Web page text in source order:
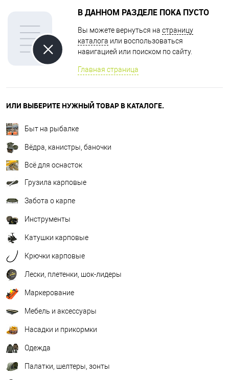
В ДАННОМ РАЗДЕЛЕ ПОКА ПУСТО
Вы можете вернуться на страницу
каталога или воспользоваться
навигацией или поиском по сайту.
Главная страница
ИЛИ ВЫБЕРИТЕ НУЖНЫЙ ТОВАР В КАТАЛОГЕ.
Быт на рыбалке
Вёдра, канистры, баночки
Всё для оснасток
Грузила карповые
Забота о карпе
Инструменты
Катушки карповые
Крючки карповые
Лески, плетенки, шок-лидеры
Маркерование
Мебель и аксессуары
Насадки и прикормки
Одежда
Палатки, шелтеры, зонты